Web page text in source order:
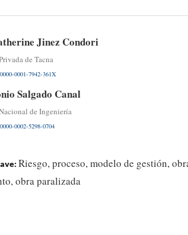
Jinez Condori
de Tacna
0001-7942-361X
Salgado Canal
de Ingeniería
0002-5298-0704
Riesgo, proceso, modelo de gestión,
obra paralizada